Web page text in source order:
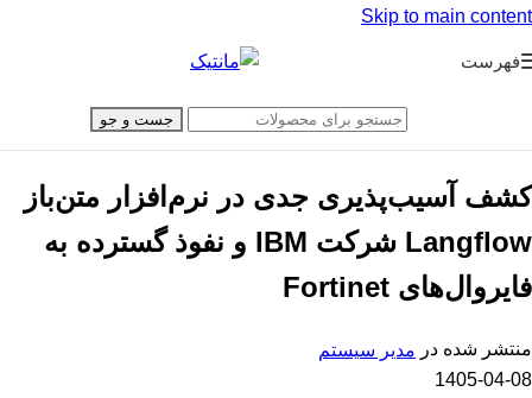
Skip to main content
فهرست
جست و جو
کشف آسیب‌پذیری جدی در نرم‌افزار متن‌باز
Langflow شرکت IBM و نفوذ گسترده به
فایروال‌های Fortinet
منتشر شده در مدیر سیستم
1405-04-08